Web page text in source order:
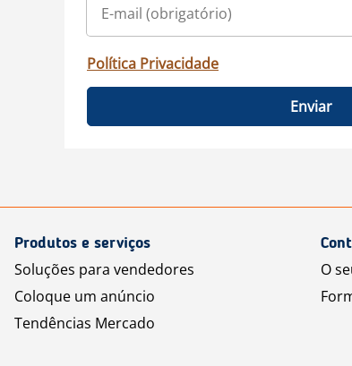
Política Privacidade
Enviar
Produtos e serviços
Soluções para vendedores
Coloque um anúncio
Tendências Mercado
O